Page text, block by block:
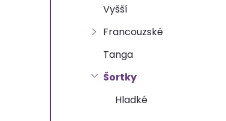
Vyšší
Francouzské
Tanga
Šortky
Hladké